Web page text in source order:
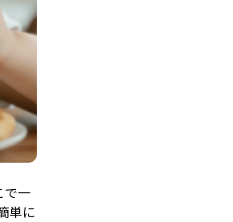
で一
単に